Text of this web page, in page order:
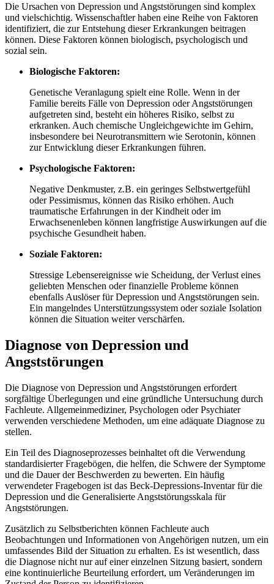
Die Ursachen von Depression und Angststörungen sind komplex
und vielschichtig. Wissenschaftler haben eine Reihe von Faktoren
identifiziert, die zur Entstehung dieser Erkrankungen beitragen
können. Diese Faktoren können biologisch, psychologisch und
sozial sein.
Biologische Faktoren:
Genetische Veranlagung spielt eine Rolle. Wenn in der
Familie bereits Fälle von Depression oder Angststörungen
aufgetreten sind, besteht ein höheres Risiko, selbst zu
erkranken. Auch chemische Ungleichgewichte im Gehirn,
insbesondere bei Neurotransmittern wie Serotonin, können
zur Entwicklung dieser Erkrankungen führen.
Psychologische Faktoren:
Negative Denkmuster, z.B. ein geringes Selbstwertgefühl
oder Pessimismus, können das Risiko erhöhen. Auch
traumatische Erfahrungen in der Kindheit oder im
Erwachsenenleben können langfristige Auswirkungen auf die
psychische Gesundheit haben.
Soziale Faktoren:
Stressige Lebensereignisse wie Scheidung, der Verlust eines
geliebten Menschen oder finanzielle Probleme können
ebenfalls Auslöser für Depression und Angststörungen sein.
Ein mangelndes Unterstützungssystem oder soziale Isolation
können die Situation weiter verschärfen.
Diagnose von Depression und
Angststörungen
Die Diagnose von Depression und Angststörungen erfordert
sorgfältige Überlegungen und eine gründliche Untersuchung durch
Fachleute. Allgemeinmediziner, Psychologen oder Psychiater
verwenden verschiedene Methoden, um eine adäquate Diagnose zu
stellen.
Ein Teil des Diagnoseprozesses beinhaltet oft die Verwendung
standardisierter Fragebögen, die helfen, die Schwere der Symptome
und die Dauer der Beschwerden zu bewerten. Ein häufig
verwendeter Fragebogen ist das Beck-Depressions-Inventar für die
Depression und die Generalisierte Angststörungsskala für
Angststörungen.
Zusätzlich zu Selbstberichten können Fachleute auch
Beobachtungen und Informationen von Angehörigen nutzen, um ein
umfassendes Bild der Situation zu erhalten. Es ist wesentlich, dass
die Diagnose nicht nur auf einer einzelnen Sitzung basiert, sondern
eine kontinuierliche Beurteilung erfordert, um Veränderungen im